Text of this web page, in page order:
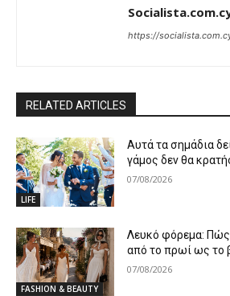
https://
RELATED ARTICLES
LIFE
Αυτά τα σημάδια
γάμος δεν θα
07/08/2026
FASHION & BEAUTY
Λευκό φόρεμα: Πώς
από το πρωί ως το
07/08/2026